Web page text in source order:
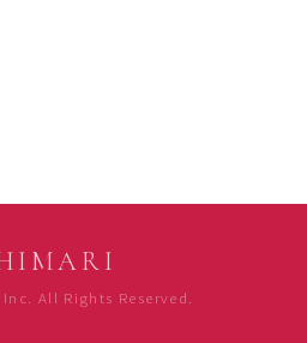
All Rights Reserved.